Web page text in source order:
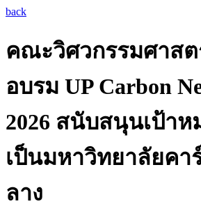
back
คณะวิศวกรรมศาสต
อบรม UP Carbon
2026 สนับสนุนเป้าห
เป็นมหาวิทยาลัยคา
ลาง